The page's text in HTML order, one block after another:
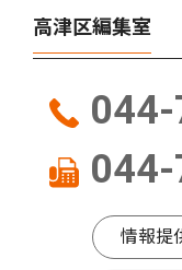
高津区編集室
情報提